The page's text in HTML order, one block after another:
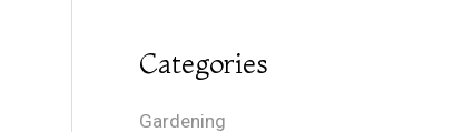
Categories
Gardening